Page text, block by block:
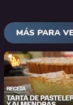
MÁS PARA